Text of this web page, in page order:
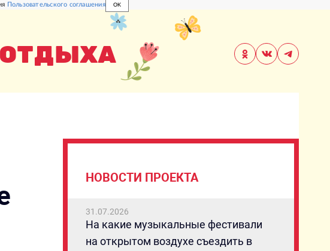
Пользовательского соглашения OK
НОВОСТИ ПРОЕКТА
31.07.2026
На какие музыкальные фестивали
на открытом воздухе съездить в